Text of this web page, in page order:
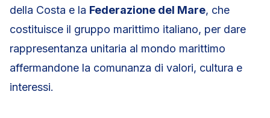
della Costa e la Federazione del Mare, che
costituisce il gruppo marittimo italiano, per dare
rappresentanza unitaria al mondo marittimo
affermandone la comunanza di valori, cultura e
interessi.